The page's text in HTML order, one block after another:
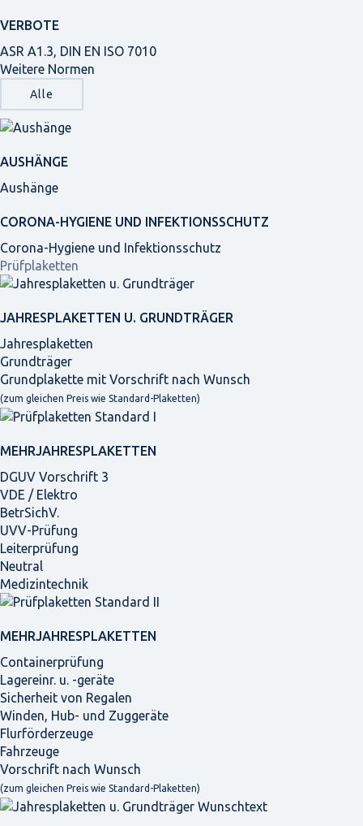
VERBOTE
ASR A1.3, DIN EN ISO 7010
Weitere Normen
Alle
AUSHÄNGE
Aushänge
CORONA-HYGIENE UND INFEKTIONSSCHUTZ
Corona-Hygiene und Infektionsschutz
Prüfplaketten
JAHRES­PLAKETTEN U. GRUNDTRÄGER
Jahresplaketten
Grundträger
Grundplakette mit Vorschrift nach Wunsch
(zum gleichen Preis wie Standard-Plaketten)
MEHRJAHRES­PLAKETTEN
DGUV Vorschrift 3
VDE / Elektro
BetrSichV.
UVV-Prüfung
Leiterprüfung
Neutral
Medizintechnik
MEHRJAHRES­PLAKETTEN
Containerprüfung
Lagereinr. u. -geräte
Sicherheit von Regalen
Winden, Hub- und Zuggeräte
Flurförderzeuge
Fahrzeuge
Vorschrift nach Wunsch
(zum gleichen Preis wie Standard-Plaketten)